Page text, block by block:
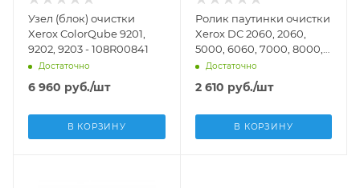
Узел (блок) очистки
Xerox ColorQube 9201,
9202, 9203 - 108R00841
Достаточно
6 960 руб./шт
В КОРЗИНУ
Ролик паутинки очистки
Xerox DC 2060, 2060,
5000, 6060, 7000, 8000,
7002, 8002 (DV Inc.) - DV-
WEB-XER2060
Достаточно
2 610 руб./шт
В КОРЗИНУ